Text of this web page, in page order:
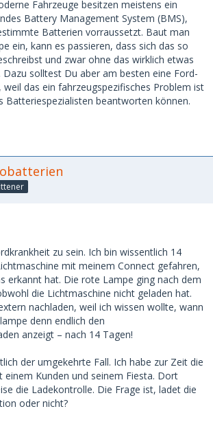
Fahrzeuge besitzen meistens ein
Battery Management System (BMS),
Batterien vorraussetzt. Baut man
ein, kann es passieren, dass sich das so
und zwar ohne das wirklich etwas
Dazu solltest Du aber am besten eine Ford-
das ein fahrzeugspezifisches Problem ist
Batteriespezialisten beantworten können.
zu sein. Ich bin wissentlich 14
mit meinem Connect gefahren,
erkannt hat. Die rote Lampe ging nach dem
die Lichtmaschine nicht geladen hat.
nachladen, weil ich wissen wollte, wann
denn endlich den
anzeigt – nach 14 Tagen!
der umgekehrte Fall. Ich habe zur Zeit die
einem Kunden und seinem Fiesta. Dort
die Ladekontrolle. Die Frage ist, ladet die
oder nicht?